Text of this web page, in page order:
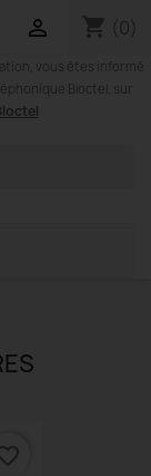
shopping_cart (0)

vous êtes informé
Bloctel, sur